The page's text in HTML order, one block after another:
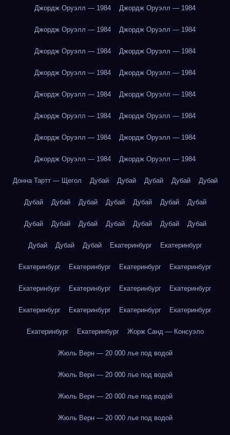
Джордж Оруэлл — 1984 Джордж Оруэлл — 1984
Джордж Оруэлл — 1984 Джордж Оруэлл — 1984
Джордж Оруэлл — 1984 Джордж Оруэлл — 1984
Джордж Оруэлл — 1984 Джордж Оруэлл — 1984
Джордж Оруэлл — 1984 Джордж Оруэлл — 1984
Джордж Оруэлл — 1984 Джордж Оруэлл — 1984
Джордж Оруэлл — 1984 Джордж Оруэлл — 1984
Джордж Оруэлл — 1984 Джордж Оруэлл — 1984
Донна Тартт — Щегол Дубай Дубай Дубай Дубай Дубай
Дубай Дубай Дубай Дубай Дубай Дубай Дубай
Дубай Дубай Дубай Дубай Дубай Дубай Дубай
Дубай Дубай Дубай Екатеринбург Екатеринбург
Екатеринбург Екатеринбург Екатеринбург Екатеринбург
Екатеринбург Екатеринбург Екатеринбург Екатеринбург
Екатеринбург Екатеринбург Екатеринбург Екатеринбург
Екатеринбург Екатеринбург Жорж Санд — Консуэло
Жюль Верн — 20 000 лье под водой
Жюль Верн — 20 000 лье под водой
Жюль Верн — 20 000 лье под водой
Жюль Верн — 20 000 лье под водой